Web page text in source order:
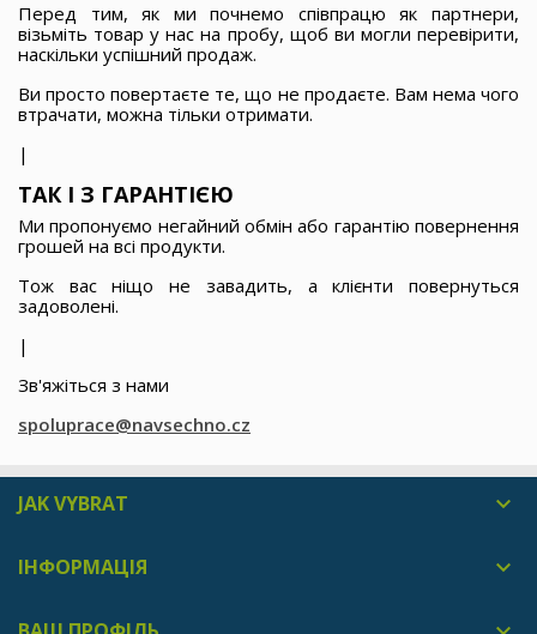
Перед тим, як ми почнемо співпрацю як партнери,
візьміть товар у нас на пробу, щоб ви могли перевірити,
наскільки успішний продаж.
Ви просто повертаєте те, що не продаєте. Вам нема чого
втрачати, можна тільки отримати.
|
ТАК І З ГАРАНТІЄЮ
Ми пропонуємо негайний обмін або гарантію повернення
грошей на всі продукти.
Тож вас ніщо не завадить, а клієнти повернуться
задоволені.
|
Зв'яжіться з нами
spoluprace@navsechno.cz
JAK VYBRAT 
ІНФОРМАЦІЯ 